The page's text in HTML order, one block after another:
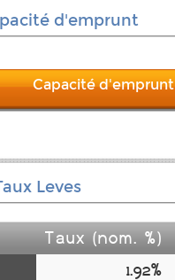
d'emprunt
Capacité d'emprunt
Leves
Taux (nom. %)
1.92%